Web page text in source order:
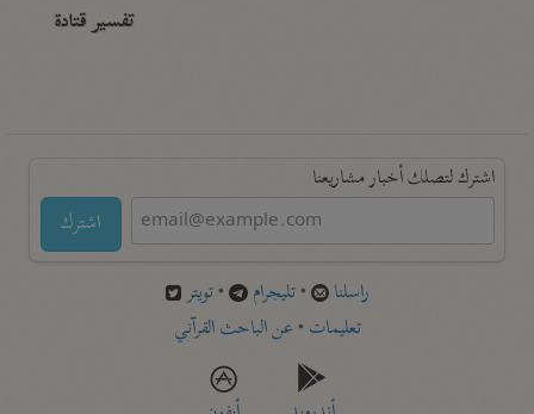
تفسير قتادة
اشترك لتصلك أخبار مشاريعنا
اشترك
راسلنا •تليجرام •تويتر
تعليمات •عن الباحث القرآني